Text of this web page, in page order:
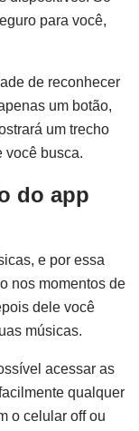
para você,
de reconhecer
um botão,
um trecho
você busca.
do app
e por essa
nos momentos de
dele você
músicas.
acessar as
qualquer
o celular off ou